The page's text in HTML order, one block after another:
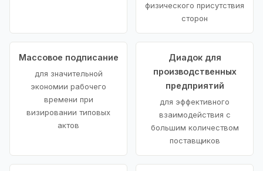
физического присутствия
сторон
Массовое подписание
для значительной
экономии рабочего
времени при
визировании типовых
актов
Диадок для
производственных
предприятий
для эффективного
взаимодействия с
большим количеством
поставщиков